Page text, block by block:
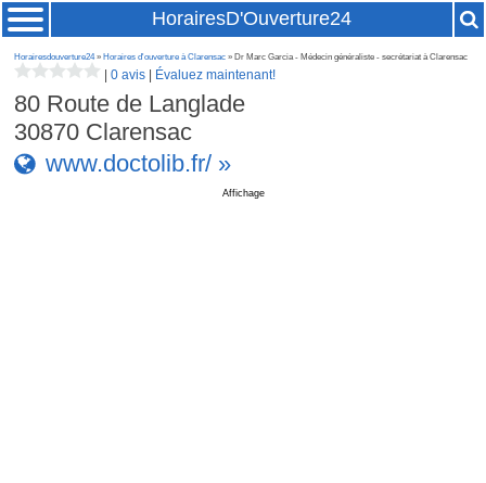
HorairesD'Ouverture24
Horairesdouverture24» Horaires d'ouverture à Clarensac » Dr Marc Garcia - Médecin généraliste - secrétariat à Clarensac
|0 avis Évaluez maintenant!
80 Route de Langlade
30870 Clarensac
www.doctolib.fr/ »
Affichage